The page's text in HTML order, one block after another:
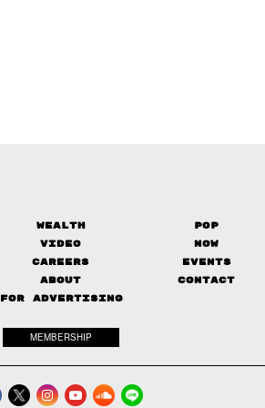
Wealth
Pop
Video
Now
Careers
Events
About
Contact
FOR ADVERTISING
MEMBERSHIP